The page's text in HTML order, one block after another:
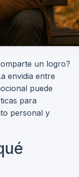
un logro?
envidia entre
puede
para
personal y